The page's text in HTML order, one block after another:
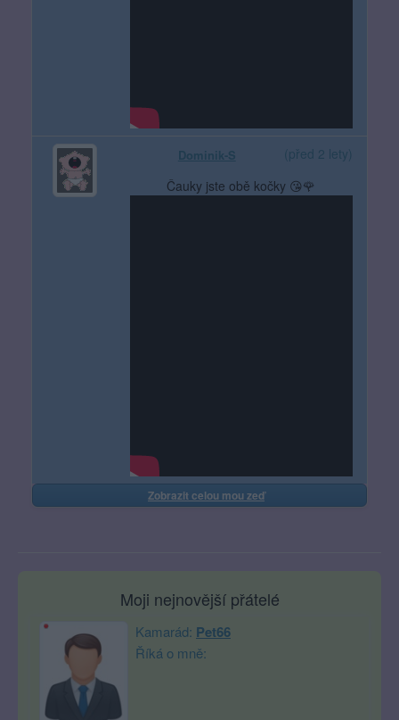
Dominik-S
(před 2 lety)
Čauky jste obě kočky 😘🌹
Zobrazit celou mou zeď
Moji nejnovější přátelé
Kamarád: Pet66
Říká o mně: